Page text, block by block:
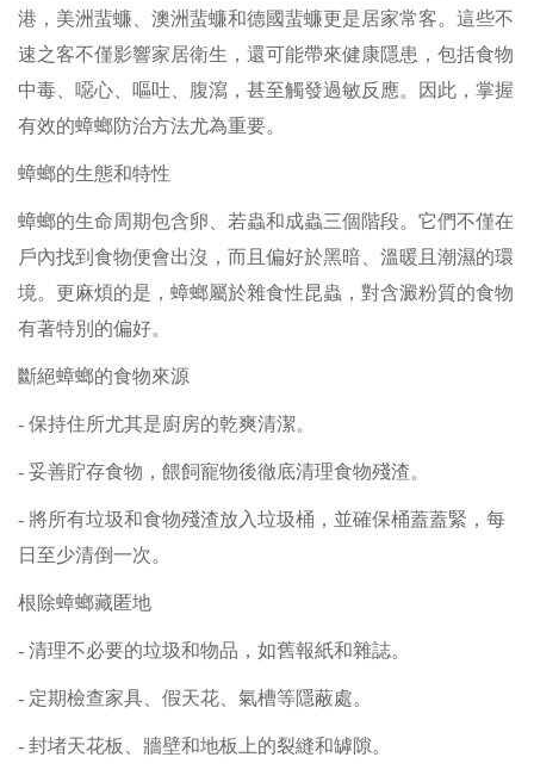
港，美洲蜚蠊、澳洲蜚蠊和德國蜚蠊更是居家常客。這些不
速之客不僅影響家居衛生，還可能帶來健康隱患，包括食物
中毒、噁心、嘔吐、腹瀉，甚至觸發過敏反應。因此，掌握
有效的蟑螂防治方法尤為重要。
蟑螂的生態和特性
蟑螂的生命周期包含卵、若蟲和成蟲三個階段。它們不僅在
戶內找到食物便會出沒，而且偏好於黑暗、溫暖且潮濕的環
境。更麻煩的是，蟑螂屬於雜食性昆蟲，對含澱粉質的食物
有著特別的偏好。
斷絕蟑螂的食物來源
- 保持住所尤其是廚房的乾爽清潔。
- 妥善貯存食物，餵飼寵物後徹底清理食物殘渣。
- 將所有垃圾和食物殘渣放入垃圾桶，並確保桶蓋蓋緊，每
日至少清倒一次。
根除蟑螂藏匿地
- 清理不必要的垃圾和物品，如舊報紙和雜誌。
- 定期檢查家具、假天花、氣槽等隱蔽處。
- 封堵天花板、牆壁和地板上的裂縫和罅隙。